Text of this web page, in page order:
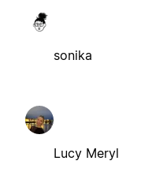
sonika
Lucy Meryl